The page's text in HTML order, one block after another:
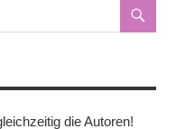
die Autoren!